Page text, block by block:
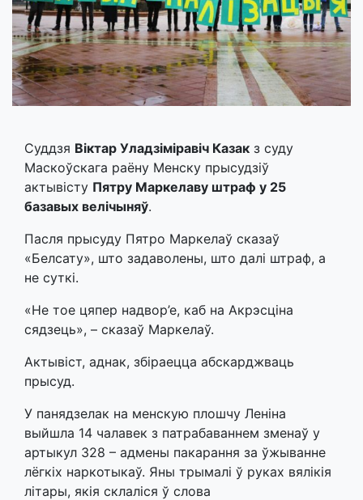
Суддзя Віктар Уладзіміравіч Казак з суду
Маскоўскага раёну Менску прысудзіў
актывісту Пятру Маркелаву штраф у 25
базавых велічыняў.
Пасля прысуду Пятро Маркелаў сказаў
«Белсату», што задаволены, што далі штраф, а
не суткі.
«Не тое цяпер надвор’е, каб на Акрэсціна
сядзець», – сказаў Маркелаў.
Актывіст, аднак, збіраецца абскарджваць
прысуд.
У панядзелак на менскую плошчу Леніна
выйшла 14 чалавек з патрабаваннем зменаў у
артыкул 328 – адмены пакарання за ўжыванне
лёгкіх наркотыкаў. Яны трымалі ў руках вялікія
літары, якія склаліся ў слова